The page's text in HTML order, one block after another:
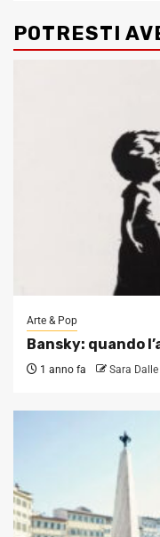
POTRESTI
Arte & Pop
Bansky: quando
1 anno fa Sara